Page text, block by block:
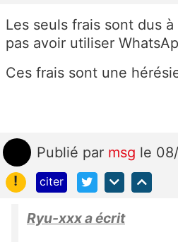
Les seuls frais sont dus
pas avoir utiliser
Ces frais sont une
Publié par msg le
!
citer
Ryu-xxx a écrit